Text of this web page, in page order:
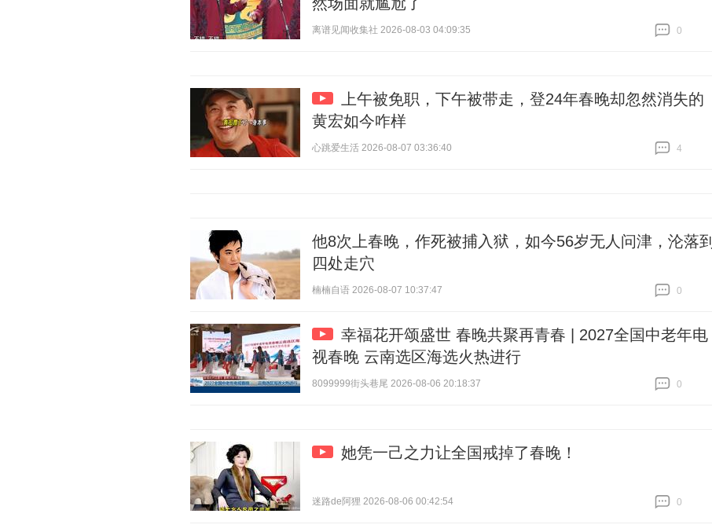
离谱见闻收集社 2026-08-03 04:09:35
0
上午被免职，下午被带走，登24年春晚却忽然消失的
黄宏如今咋样
心跳爱生活 2026-08-07 03:36:40
4
他8次上春晚，作死被捕入狱，如今56岁无人问津，沦落到
四处走穴
楠楠自语 2026-08-07 10:37:47
0
幸福花开颂盛世 春晚共聚再青春 | 2027全国中老年电
视春晚 云南选区海选火热进行
8099999街头巷尾 2026-08-06 20:18:37
0
她凭一己之力让全国戒掉了春晚！
迷路de阿狸 2026-08-06 00:42:54
0